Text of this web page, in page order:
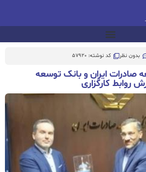
بدون نظر کد نوشته: 57920
صادرات ایران و بانک توسعه
روابط کارگزاری